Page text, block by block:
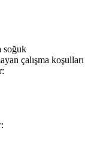
çalışma koşulları